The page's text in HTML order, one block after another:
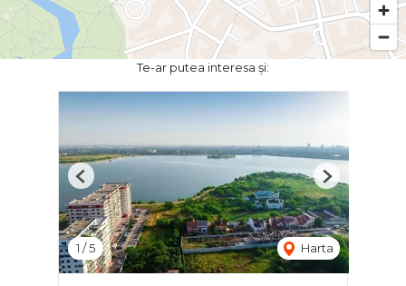
Te-ar putea interesa și:
1 /5 Harta
Previous Next